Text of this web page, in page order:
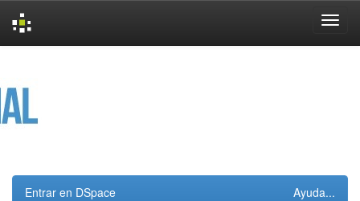
Entrar en DSpace Ayuda...